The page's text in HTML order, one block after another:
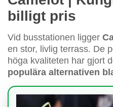
billigt pris
Vid busstationen ligger
en stor, livlig terrass. De
höga kvaliteten har gjort
populära alternativen